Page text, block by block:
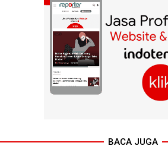
BACA JUGA